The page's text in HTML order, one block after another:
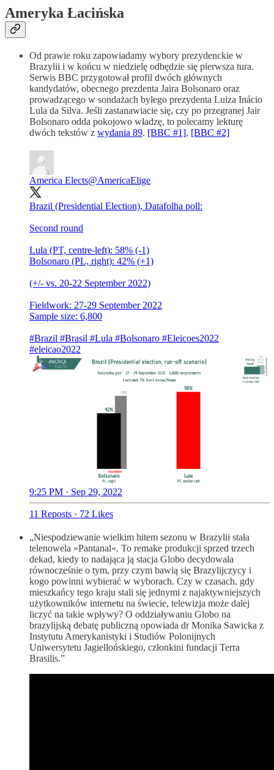
Ameryka Łacińska
Od prawie roku zapowiadamy wybory prezydenckie w
Brazylii i w końcu w niedzielę odbędzie się pierwsza tura.
Serwis BBC przygotował profil dwóch głównych
kandydatów, obecnego prezdenta Jaira Bolsonaro oraz
prowadzącego w sondażach byłego prezydenta Luiza Inácio
Lula da Silva. Jeśli zastanawiacie się, czy po przegranej Jair
Bolsonaro odda pokojowo władzę, to polecamy lekturę
dwóch tekstów z wydania 89. [BBC #1], [BBC #2]
America Elects@AmericaElige
Brazil (Presidential Election), Datafolha poll:
Second round
Lula (PT, centre-left): 58% (-1)
Bolsonaro (PL, right): 42% (+1)
(+/- vs. 20-22 September 2022)
Fieldwork: 27-29 September 2022
Sample size: 6,800
#Brazil #Brasil #Lula #Bolsonaro #Eleicoes2022
#eleicao2022
9:25 PM · Sep 29, 2022
11 Reposts · 72 Likes
„Niespodziewanie wielkim hitem sezonu w Brazylii stała
telenowela »Pantanal«. To remake produkcji sprzed trzech
dekad, kiedy to nadająca ją stacja Globo decydowała
równocześnie o tym, przy czym bawią się Brazylijczycy i
kogo powinni wybierać w wyborach. Czy w czasach, gdy
mieszkańcy tego kraju stali się jednymi z najaktywniejszych
użytkowników internetu na świecie, telewizja może dalej
liczyć na takie wpływy? O oddziaływaniu Globo na
brazylijską debatę publiczną opowiada dr Monika Sawicka z
Instytutu Amerykanistyki i Studiów Polonijnych
Uniwersytetu Jagiellońskiego, członkini fundacji Terra
Brasilis.”